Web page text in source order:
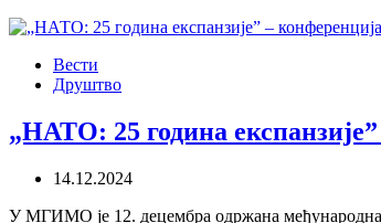
Вести
Друштво
„НАТО: 25 година
14.12.2024
У МГИМО је 12. децембра одржана међународна